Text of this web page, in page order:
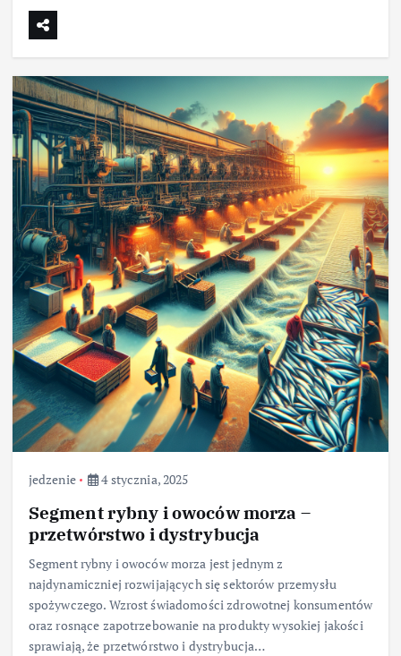
jedzenie 4 stycznia, 2025
Segment rybny i owoców morza –
przetwórstwo i dystrybucja
Segment rybny i owoców morza jest jednym z
najdynamiczniej rozwijających się sektorów przemysłu
spożywczego. Wzrost świadomości zdrowotnej konsumentów
oraz rosnące zapotrzebowanie na produkty wysokiej jakości
sprawiają, że przetwórstwo i dystrybucja…